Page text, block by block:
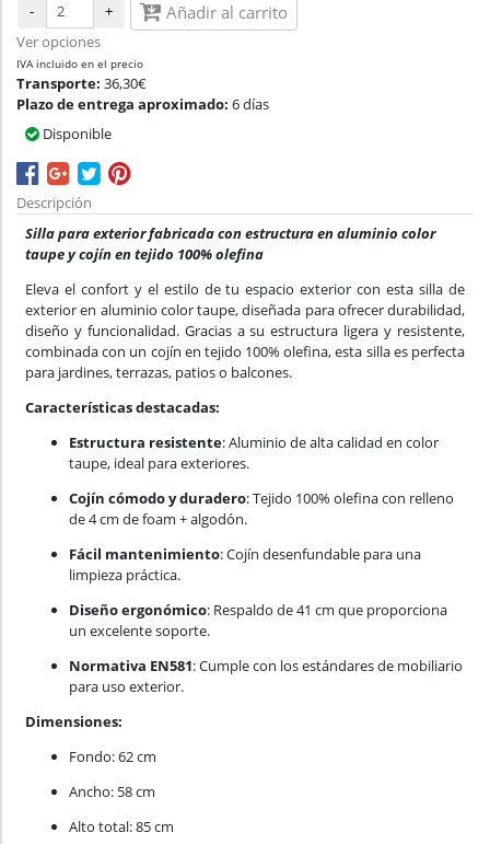
- + Añadir al carrito
Ver opciones
IVA incluido en el precio
Transporte: 36,30€
Plazo de entrega aproximado: 6 días
Disponible
Descripción
Silla para exterior fabricada con estructura en aluminio color
taupe y cojín en tejido 100% olefina
Eleva el confort y el estilo de tu espacio exterior con esta silla de
exterior en aluminio color taupe, diseñada para ofrecer durabilidad,
diseño y funcionalidad. Gracias a su estructura ligera y resistente,
combinada con un cojín en tejido 100% olefina, esta silla es perfecta
para jardines, terrazas, patios o balcones.
Características destacadas:
Estructura resistente: Aluminio de alta calidad en color
taupe, ideal para exteriores.
Cojín cómodo y duradero: Tejido 100% olefina con relleno
de 4 cm de foam + algodón.
Fácil mantenimiento: Cojín desenfundable para una
limpieza práctica.
Diseño ergonómico: Respaldo de 41 cm que proporciona
un excelente soporte.
Normativa EN581: Cumple con los estándares de mobiliario
para uso exterior.
Dimensiones:
Fondo: 62 cm
Ancho: 58 cm
Alto total: 85 cm